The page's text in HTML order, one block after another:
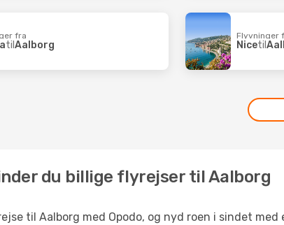
fra
til Aalborg
Flyvninger
Nicetil
du billige flyrejser til Aalborg
til Aalborg med Opodo, og nyd roen i sindet